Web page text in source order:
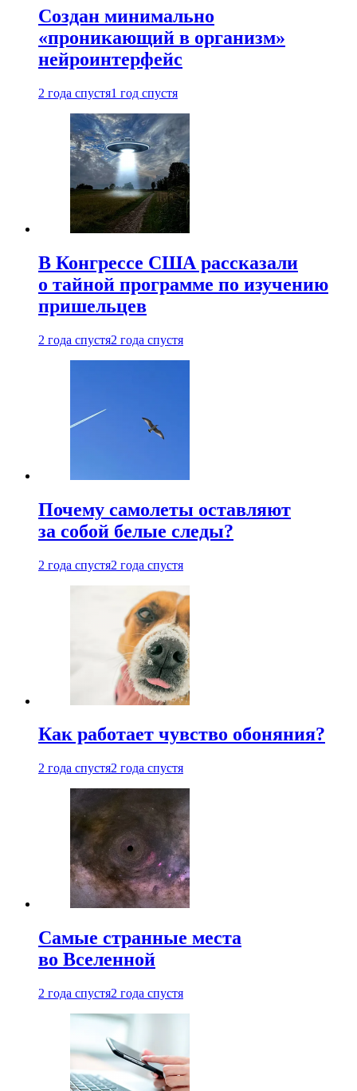
Создан минимально
«проникающий в организм»
нейроинтерфейс
2 года спустя1 год спустя
В Конгрессе США рассказали
о тайной программе по изучению
пришельцев
2 года спустя2 года спустя
Почему самолеты оставляют
за собой белые следы?
2 года спустя2 года спустя
Как работает чувство обоняния?
2 года спустя2 года спустя
Самые странные места
во Вселенной
2 года спустя2 года спустя